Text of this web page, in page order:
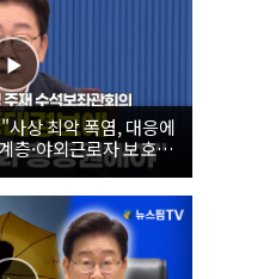
상 최악 폭염, 대응에
층·야외근로자 보호에
차 대통령 주재 수석